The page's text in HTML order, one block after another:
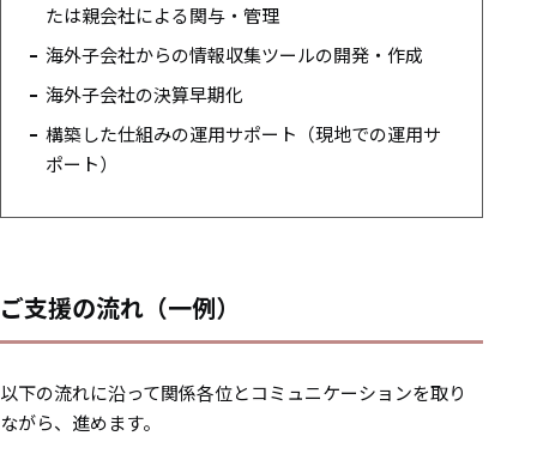
たは親会社による関与・管理
海外子会社からの情報収集ツールの開発・作成
海外子会社の決算早期化
構築した仕組みの運用サポート（現地での運用サ
ポート）
ご支援の流れ（一例）
以下の流れに沿って関係各位とコミュニケーションを取り
ながら、進めます。